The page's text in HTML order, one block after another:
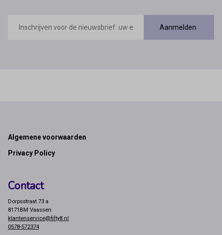
mailadres
Aanmelden
Footer
Algemene voorwaarden
Privacy Policy
Contact
Dorpsstraat 73 a
8171BM Vaassen
klantenservice@fifty8.nl
0578-572374